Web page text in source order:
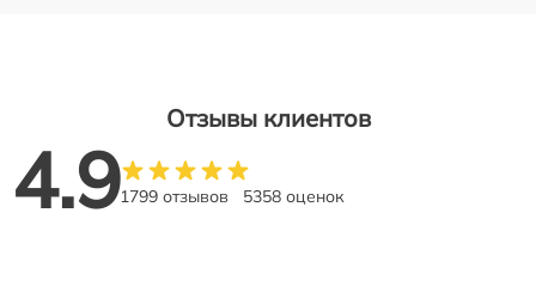
Отзывы клиентов
4.91799 отзывов 5358 оценок